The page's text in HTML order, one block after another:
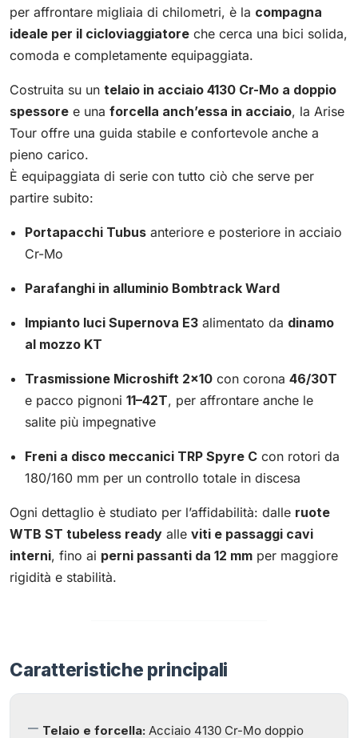
per affrontare migliaia di chilometri, è la compagna
ideale per il cicloviaggiatore che cerca una bici solida,
comoda e completamente equipaggiata.
Costruita su un telaio in acciaio 4130 Cr-Mo a doppio
spessore e una forcella anch’essa in acciaio, la Arise
Tour offre una guida stabile e confortevole anche a
pieno carico.
È equipaggiata di serie con tutto ciò che serve per
partire subito:
Portapacchi Tubus anteriore e posteriore in acciaio
Cr-Mo
Parafanghi in alluminio Bombtrack Ward
Impianto luci Supernova E3 alimentato da dinamo
al mozzo KT
Trasmissione Microshift 2x10 con corona46/30T
e pacco pignoni11–42T, per affrontare anche le
salite più impegnative
Freni a disco meccanici TRP Spyre C con rotori da
180/160 mm per un controllo totale in discesa
Ogni dettaglio è studiato per l’affidabilità: dalle ruote
WTB ST tubeless ready alle viti e passaggi cavi
interni, fino ai perni passanti da 12 mm per maggiore
rigidità e stabilità.
Caratteristiche principali
Telaio e forcella: Acciaio 4130 Cr-Mo doppio